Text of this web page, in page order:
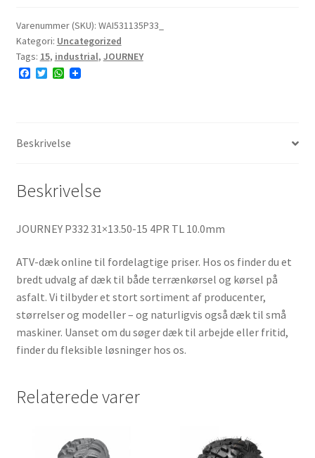
4PR
TL
10.0mm
antal
Varenummer (SKU): WAI531135P33_
Kategori: Uncategorized
Tags: 15, industrial, JOURNEY
F
o
T
r
W
p
Beskrivelse
Beskrivelse
JOURNEY P332 31×13.50-15 4PR TL 10.0mm
ATV-dæk online til fordelagtige priser. Hos os finder du et
bredt udvalg af dæk til både terrænkørsel og kørsel på
asfalt. Vi tilbyder et stort sortiment af producenter,
størrelser og modeller – og naturligvis også dæk til små
maskiner. Uanset om du søger dæk til arbejde eller fritid,
finder du fleksible løsninger hos os.
Relaterede varer